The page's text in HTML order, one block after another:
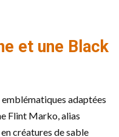
et une Black
adaptées
Flint Marko, alias
créatures de sable